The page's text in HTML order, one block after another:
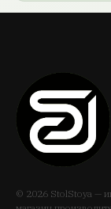
Карты
Яндекс
ключ и
© 2026 StolStoya —